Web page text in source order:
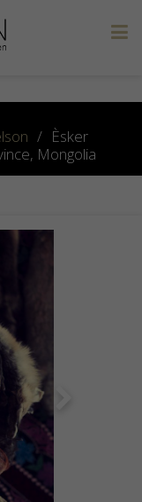
/ Èsker
Mongolia